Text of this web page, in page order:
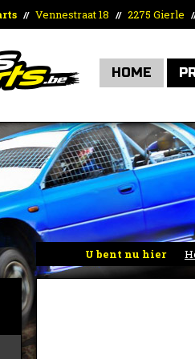
// Vennestraat 18 // 2275 Gierle
HOME
U bent nu hier
SERIES